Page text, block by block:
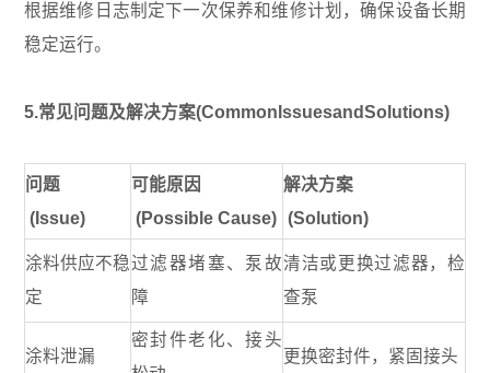
根据维修日志制定下一次保养和维修计划，确保设备长期
稳定运行。
5.常见问题及解决方案(CommonIssuesandSolutions)
问题
(Issue)
可能原因
(Possible Cause)
解决方案
(Solution)
涂料供应不稳
定
过滤器堵塞、泵故
障
清洁或更换过滤器，检
查泵
涂料泄漏
密封件老化、接头
更换密封件，紧固接头